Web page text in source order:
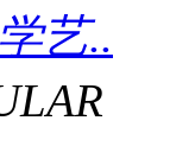
艺..